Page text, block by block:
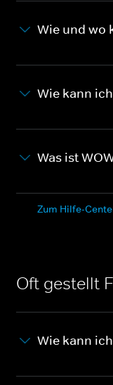
Wie und wo
Wie kann
Was ist
Zum Hilfe-
Oft gestellt
Wie kann